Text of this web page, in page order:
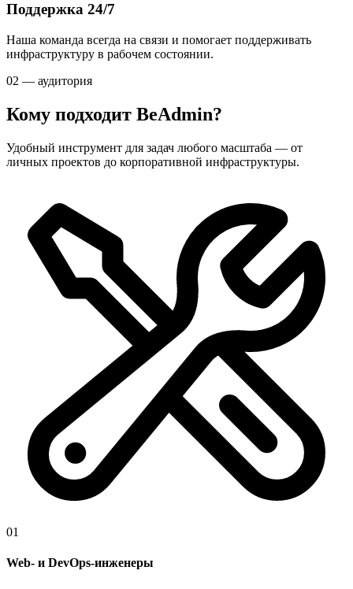
Поддержка 24/7
Наша команда всегда на связи и помогает поддерживать
инфраструктуру в рабочем состоянии.
02 — аудитория
Кому подходит BeAdmin?
Удобный инструмент для задач любого масштаба — от
личных проектов до корпоративной инфраструктуры.
01
Web- и DevOps-инженеры